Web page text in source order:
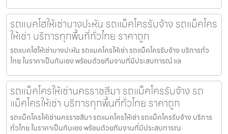
รถแบคโฮให้เช่าบางปะหัน รถแม็คโครรับจ้าง รถแม็คโคร
ให้เช่า บริการทุกพื้นที่ทั่วไทย ราคาถูก
รถแบคโฮให้เช่าบางปะหัน รถแมคโครให้เช่า รถแม็คโครรับจ้าง บริการทั่ว
ไทย ในราคาเป็นกันเอง พร้อมด้วยทีมงานที่มีประสบการณ์ แล
รถแม็คโครให้เช่านครราชสีมา รถแม็คโครรับจ้าง รถ
แม็คโครให้เช่า บริการทุกพื้นที่ทั่วไทย ราคาถูก
รถแม็คโครให้เช่านครราชสีมา รถแมคโครให้เช่า รถแม็คโครรับจ้าง บริการ
ทั่วไทย ในราคาเป็นกันเอง พร้อมด้วยทีมงานที่มีประสบการณ